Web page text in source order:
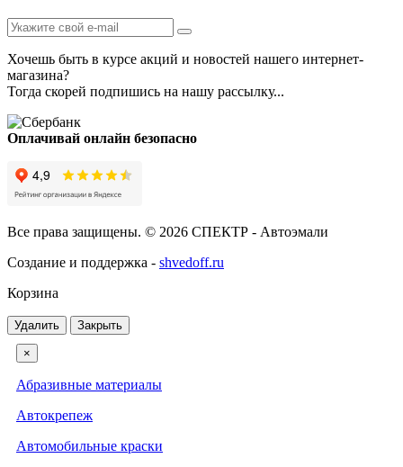
Хочешь быть в курсе акций и новостей нашего интернет-
магазина?
Тогда скорей подпишись на нашу рассылку...
Оплачивай онлайн безопасно
Все права защищены. © 2026 СПЕКТР - Автоэмали
Создание и поддержка - shvedoff.ru
Корзина
Удалить Закрыть
×
Абразивные материалы
Автокрепеж
Автомобильные краски